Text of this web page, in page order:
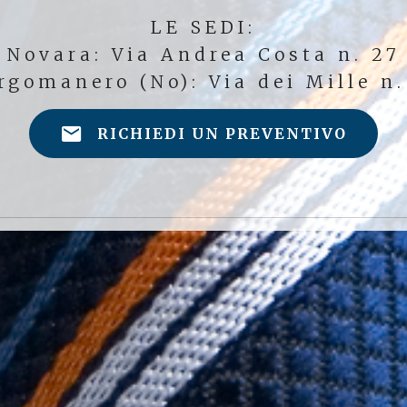
LE SEDI:
Novara: Via Andrea Costa n. 27
(No): Via dei Mille n.
RICHIEDI UN PREVENTIVO